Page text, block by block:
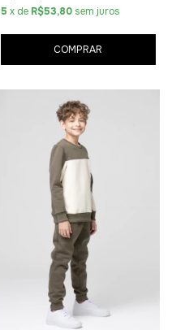
5 x de R$53,80 sem juros
COMPRAR